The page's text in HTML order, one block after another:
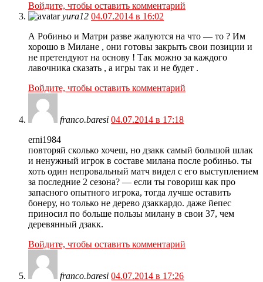
Войдите, чтобы оставить комментарий
yura12 04.07.2014 в 16:02
А Робиньо и Матри разве жалуются на что — то ? Им
хорошо в Милане , они готовы закрыть свои позиции и
не претендуют на основу ! Так можно за каждого
лавочника сказать , а игры так и не будет .
Войдите, чтобы оставить комментарий
franco.baresi 04.07.2014 в 17:18
erni1984
повторяй сколько хочеш, но дзакк самый большой шлак
и ненужный игрок в составе милана после робиньо. ты
хоть один непровальный матч видел с его выступлением
за последние 2 сезона? — если ты говориш как про
запасного опытного игрока, тогда лучше оставить
бонеру, но только не дерево дзаккардо. даже йепес
приносил по больше пользы милану в свои 37, чем
деревянный дзакк.
Войдите, чтобы оставить комментарий
franco.baresi 04.07.2014 в 17:26